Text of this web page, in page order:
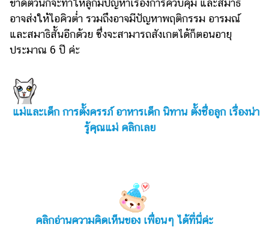
ขาดตัวนี้ก็จะทำให้ลูกมีปัญหาเรื่องการควบคุม และสมาธิ
อาจส่งให้ไอคิวต่ำ รวมถึงอาจมีปัญหาพฤติกรรม อารมณ์
และสมาธิสั้นอีกด้วย ซึ่งจะสามารถสังเกตได้ก็ตอนอายุ
ประมาณ 6 ปี ค่ะ
แม่และเด็ก การตั้งครรภ์ อาหารเด็ก นิทาน ตั้งชื่อลูก เรื่องน่า
รู้คุณแม่ คลิกเลย
คลิกอ่านความคิดเห็นของ เพื่อนๆ ได้ที่นี่ค่ะ